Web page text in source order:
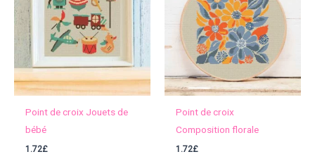
Point de croix Jouets de
bébé
1.72£
Point de croix
Composition florale
1.72£